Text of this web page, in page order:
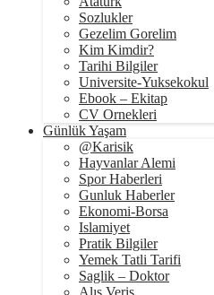
Sozlukler
Gezelim Gorelim
Kim Kimdir?
Tarihi Bilgiler
Universite-Yuksekokul
Ebook – Ekitap
CV Ornekleri
Günlük Yaşam
@Karisik
Hayvanlar Alemi
Spor Haberleri
Gunluk Haberler
Ekonomi-Borsa
Islamiyet
Pratik Bilgiler
Yemek Tatli Tarifi
Saglik – Doktor
Alış Veriş